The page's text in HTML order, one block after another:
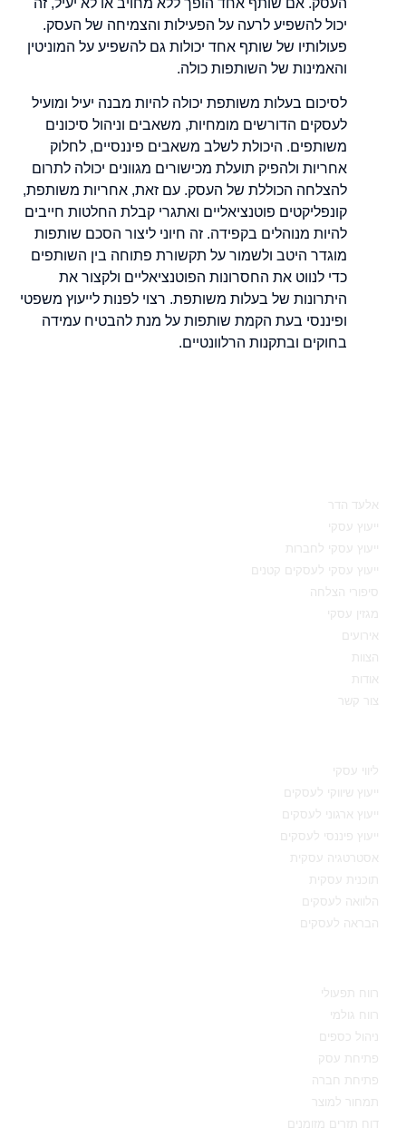
יכול להשפיע לרעה על הפעילות והצמיחה של העסק.
פעולותיו של שותף אחד יכולות גם להשפיע על המוניטין
והאמינות של השותפות כולה.
לסיכום בעלות משותפת יכולה להיות מבנה יעיל ומועיל
לעסקים הדורשים מומחיות, משאבים וניהול סיכונים
משותפים. היכולת לשלב משאבים פיננסיים, לחלוק
אחריות ולהפיק תועלת מכישורים מגוונים יכולה לתרום
להצלחה הכוללת של העסק. עם זאת, אחריות משותפת,
קונפליקטים פוטנציאליים ואתגרי קבלת החלטות חייבים
להיות מנוהלים בקפידה. זה חיוני ליצור הסכם שותפות
מוגדר היטב ולשמור על תקשורת פתוחה בין השותפים
כדי לנווט את החסרונות הפוטנציאליים ולקצור את
היתרונות של בעלות משותפת. רצוי לפנות לייעוץ משפטי
ופיננסי בעת הקמת שותפות על מנת להבטיח עמידה
בחוקים ובתקנות הרלוונטיים.
אלעד הדר
ייעוץ עסקי
ייעוץ עסקי לחברות
ייעוץ עסקי לעסקים קטנים
סיפורי הצלחה
מגזין עסקי
אירועים
הצוות
אודות
צור קשר
ליווי עסקי
ייעוץ שיווקי לעסקים
ייעוץ ארגוני לעסקים
ייעוץ פיננסי לעסקים
אסטרטגיה עסקית
תוכנית עסקית
הלוואה לעסקים
הבראה לעסקים
רווח תפעולי
רווח גולמי
ניהול כספים
פתיחת עסק
פתיחת חברה
תמחור למוצר
דוח תזרים מזומנים